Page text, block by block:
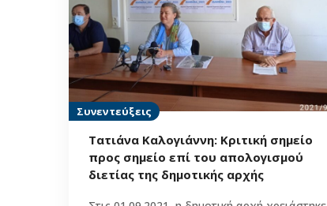
Συνεντεύξεις
Τατιάνα Καλογιάννη: Κριτική σημείο
προς σημείο επί του απολογισμού
διετίας της δημοτικής αρχής